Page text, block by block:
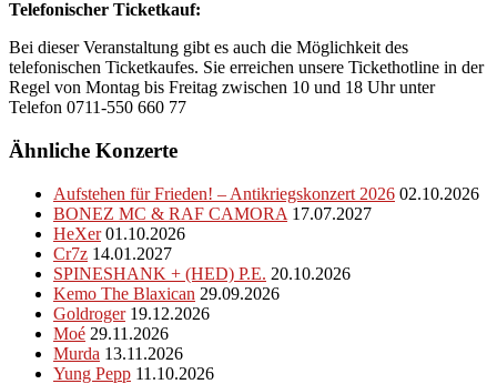
Telefonischer Ticketkauf:
Bei dieser Veranstaltung gibt es auch die Möglichkeit des
telefonischen Ticketkaufes. Sie erreichen unsere Tickethotline in der
Regel von Montag bis Freitag zwischen 10 und 18 Uhr unter
Telefon 0711-550 660 77
Ähnliche Konzerte
Aufstehen für Frieden! – Antikriegskonzert 2026 02.10.2026
BONEZ MC & RAF CAMORA 17.07.2027
HeXer 01.10.2026
Cr7z 14.01.2027
SPINESHANK + (HED) P.E. 20.10.2026
Kemo The Blaxican 29.09.2026
Goldroger 19.12.2026
Moé 29.11.2026
Murda 13.11.2026
Yung Pepp 11.10.2026